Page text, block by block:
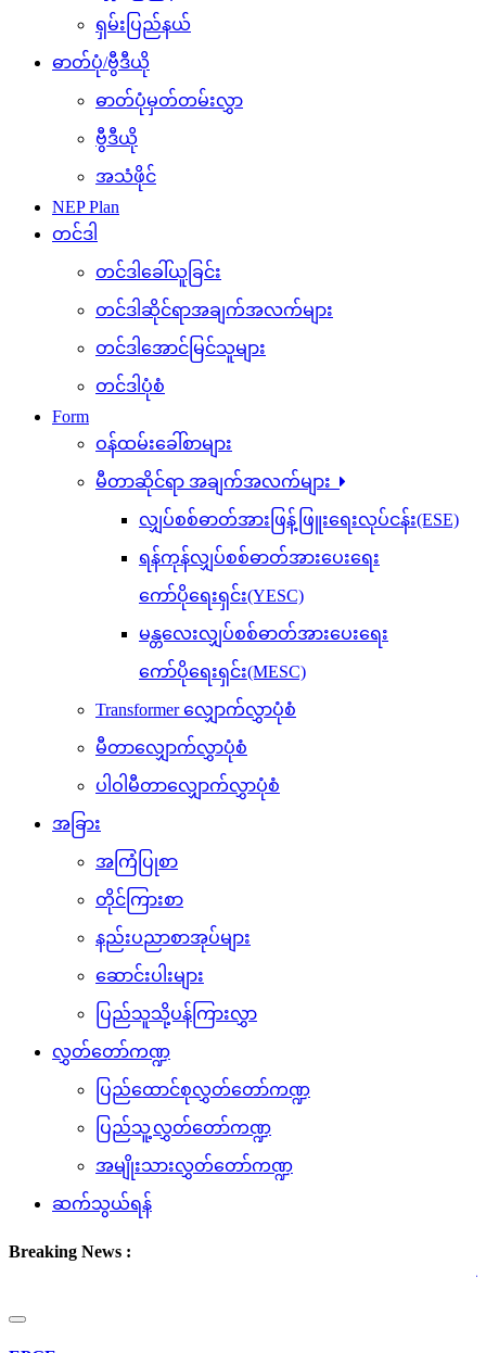
ရှမ်းပြည်နယ်
ဓာတ်ပုံ/ဗွီဒီယို
ဓာတ်ပုံမှတ်တမ်းလွှာ
ဗွီဒီယို
အသံဖိုင်
NEP Plan
တင်ဒါ
တင်ဒါခေါ်ယူခြင်း
တင်ဒါဆိုင်ရာအချက်အလက်များ
တင်ဒါအောင်မြင်သူများ
တင်ဒါပုံစံ
Form
ဝန်ထမ်းခေါ်စာများ
မီတာဆိုင်ရာ အချက်အလက်များ
လျှပ်စစ်ဓာတ်အားဖြန့်ဖြူးရေးလုပ်ငန်း(ESE)
ရန်ကုန်လျှပ်စစ်ဓာတ်အားပေးရေး
ကော်ပိုရေးရှင်း(YESC)
မန္တလေးလျှပ်စစ်ဓာတ်အားပေးရေး
ကော်ပိုရေးရှင်း(MESC)
Transformer လျှောက်လွှာပုံစံ
မီတာလျှောက်လွှာပုံစံ
ပါဝါမီတာလျှောက်လွှာပုံစံ
အခြား
အကြံပြုစာ
တိုင်ကြားစာ
နည်းပညာစာအုပ်များ
ဆောင်းပါးများ
ပြည်သူသို့ပန်ကြားလွှာ
လွှတ်တော်ကဏ္ဍ
ပြည်ထောင်စုလွှတ်တော်ကဏ္ဍ
ပြည်သူ့လွှတ်တော်ကဏ္ဍ
အမျိုးသားလွှတ်တော်ကဏ္ဍ
ဆက်သွယ်ရန်
Breaking News :
(၇.၈.